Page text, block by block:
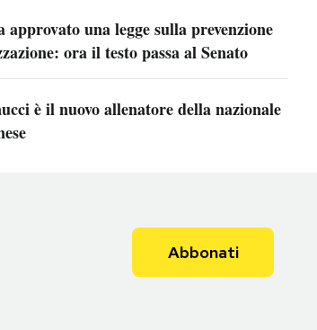
approvato una legge sulla prevenzione
ora il testo passa al Senato
è il nuovo allenatore della nazionale
Abbonati